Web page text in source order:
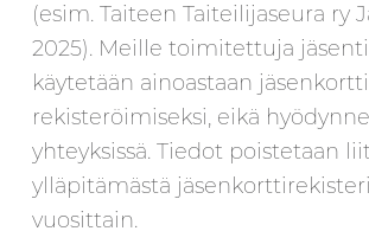
(esim. Taiteen Taiteilijaseura ry
2025). Meille toimitettuja
käytetään ainoastaan
rekisteröimiseksi, eikä
yhteyksissä. Tiedot poistetaan
ylläpitämästä
vuosittain.